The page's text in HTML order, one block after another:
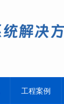
工程案例